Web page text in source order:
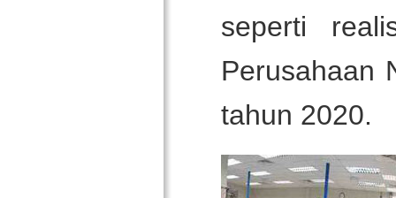
seperti
Perusahaan
tahun 2020.